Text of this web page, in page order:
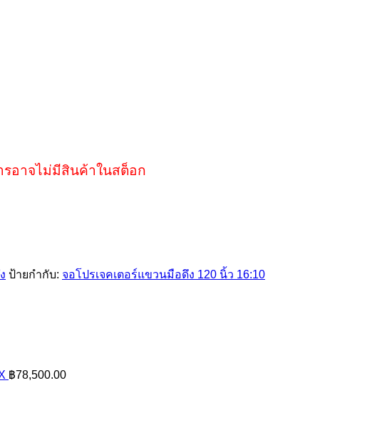
รอาจไม่มีสินค้าในสต็อก
ป้ายกำกับ: จอโปรเจคเตอร์แขวนมือดึง 120 นิ้ว 16:10
฿78,500.00